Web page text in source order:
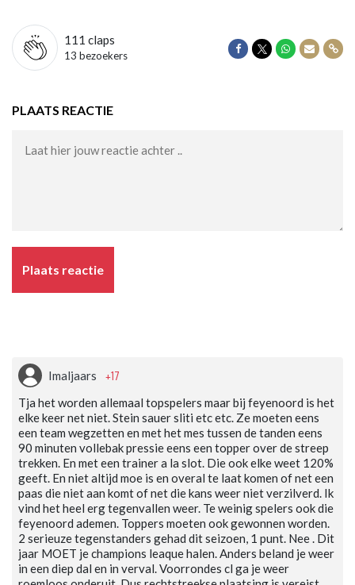
111 claps
13 bezoekers
Delen op Facebook
Delen op Twitter
Delen op
Delen
PLAATS REACTIE
Plaats reactie
Imaljaars +17
Tja het worden allemaal topspelers maar bij feyenoord is het
elke keer net niet. Stein sauer sliti etc etc. Ze moeten eens
een team wegzetten en met het mes tussen de tanden eens
90 minuten vollebak pressie eens een topper over de streep
trekken. En met een trainer a la slot. Die ook elke weet 120%
geeft. En niet altijd moe is en overal te laat komen of net een
paas die niet aan komt of net die kans weer niet verzilverd. Ik
vind het heel erg tegenvallen weer. Te weinig spelers ook die
feyenoord ademen. Toppers moeten ook gewonnen worden.
2 serieuze tegenstanders gehad dit seizoen, 1 punt. Nee . Dit
jaar MOET je champions leaque halen. Anders beland je weer
in een diep dal en in verval. Voorrondes cl ga je weer